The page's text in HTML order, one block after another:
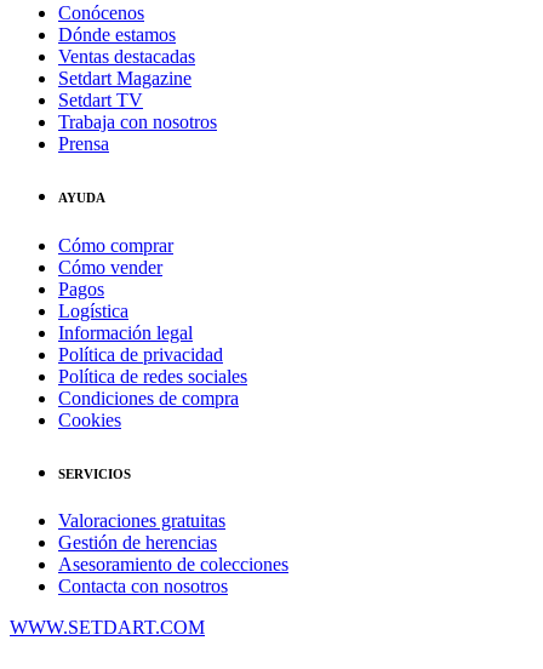
Conócenos
Dónde estamos
Ventas destacadas
Setdart Magazine
Setdart TV
Trabaja con nosotros
Prensa
AYUDA
Cómo comprar
Cómo vender
Pagos
Logística
Información legal
Política de privacidad
Política de redes sociales
Condiciones de compra
Cookies
SERVICIOS
Valoraciones gratuitas
Gestión de herencias
Asesoramiento de colecciones
Contacta con nosotros
WWW.SETDART.COM